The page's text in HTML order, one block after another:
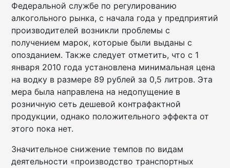
Федеральной службе по регулированию
алкогольного рынка, с начала года у предприятий
производителей возникли проблемы с
получением марок, которые были выданы с
опозданием. Также следует отметить, что с 1
января 2010 года установлена минимальная цена
на водку в размере 89 рублей за 0,5 литров. Эта
мера была направлена на недопущение в
розничную сеть дешевой контрафактной
продукции, однако положительного эффекта от
этого пока нет.
Значительное снижение темпов по видам
деятельности «производство транспортных